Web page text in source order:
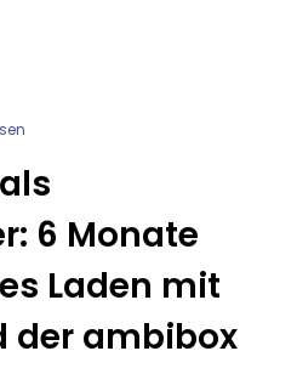
6 Monate
Laden mit
der ambibox